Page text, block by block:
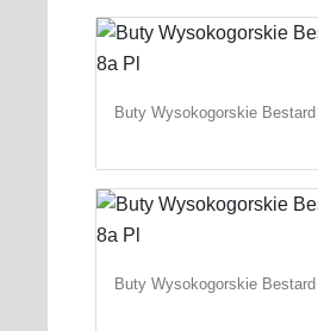
Buty Wysokogorskie
Buty Wysokogorskie